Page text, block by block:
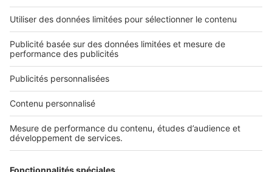
L'ENTREPRISE
Nous contacter
Nous recrutons
NOS APPLICATIONS
Découvrez nos applications